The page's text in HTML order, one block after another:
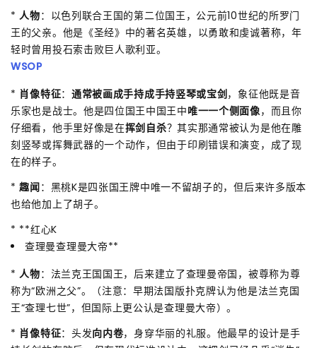
*人物：以色列联合王国的第二位国王，公元前10世纪的所罗门
王的父亲。他是《圣经》中的著名英雄，以勇敢和虔诚著称，年
轻时曾用投石索击败巨人歌利亚。
WSOP
* 肖像特征： 通常被画成手持成手持竖琴或宝剑，象征他既是音
乐家也是战士。他是四位国王中国王中唯一一个侧面像，而且你
仔细看，他手里好像是在挥剑自杀？其实那通常被认为是他在雕
刻竖琴或挥舞武器的一个动作，但由于印刷错误和演变，成了现
在的样子。
*趣闻：黑桃K是四张国王牌中唯一不留胡子的，但后来许多版本
也给他加上了胡子。
* **红心K
查理曼查理曼大帝**
*人物：法兰克王国国王，后来建立了查理曼帝国，被尊称为尊
称为“欧洲之父”。（注意：早期法国版扑克牌认为他是法兰克国
王“查理七世”，但国际上更公认是查理曼大帝）。
* 肖像特征：头发向内卷，身穿华丽的礼服。他最早的设计是手